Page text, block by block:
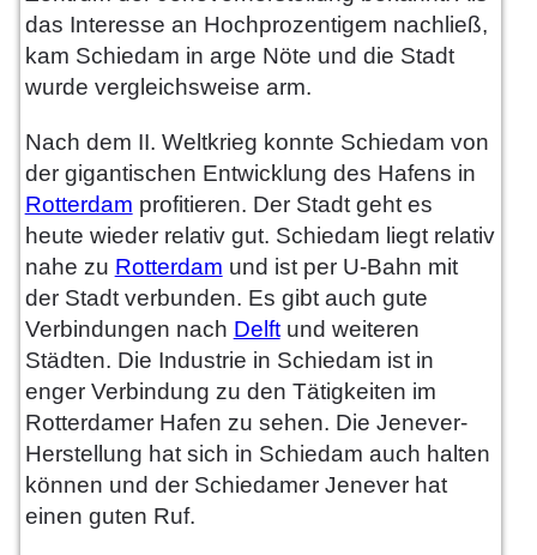
das Interesse an Hochprozentigem nachließ,
kam Schiedam in arge Nöte und die Stadt
wurde vergleichsweise arm.
Nach dem II. Weltkrieg konnte Schiedam von
der gigantischen Entwicklung des Hafens in
Rotterdam profitieren. Der Stadt geht es
heute wieder relativ gut. Schiedam liegt relativ
nahe zu Rotterdam und ist per U-Bahn mit
der Stadt verbunden. Es gibt auch gute
Verbindungen nach Delftund weiteren
Städten. Die Industrie in Schiedam ist in
enger Verbindung zu den Tätigkeiten im
Rotterdamer Hafen zu sehen. Die Jenever-
Herstellung hat sich in Schiedam auch halten
können und der Schiedamer Jenever hat
einen guten Ruf.